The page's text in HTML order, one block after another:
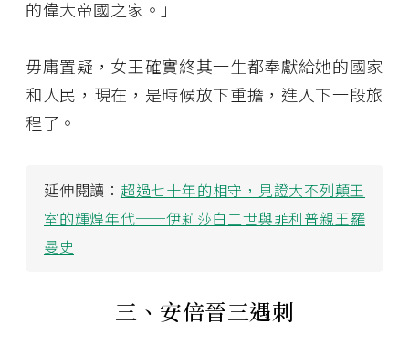
的偉大帝國之家。」
毋庸置疑，女王確實終其一生都奉獻給她的國家
和人民，現在，是時候放下重擔，進入下一段旅
程了。
延伸閱讀： 超過七十年的相守，見證大不列顛王
室的輝煌年代──伊莉莎白二世與菲利普親王羅
曼史
三、安倍晉三遇刺